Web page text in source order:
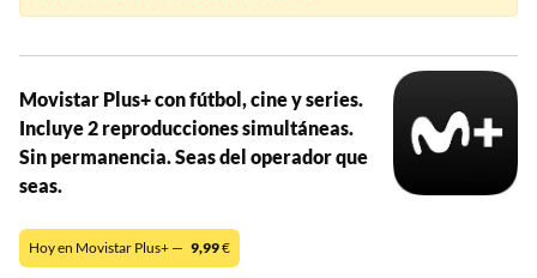
Movistar Plus+ con fútbol, cine y series.
Incluye 2 reproducciones simultáneas.
Sin permanencia. Seas del operador que
seas.
Hoy en Movistar Plus+ — 9,99€